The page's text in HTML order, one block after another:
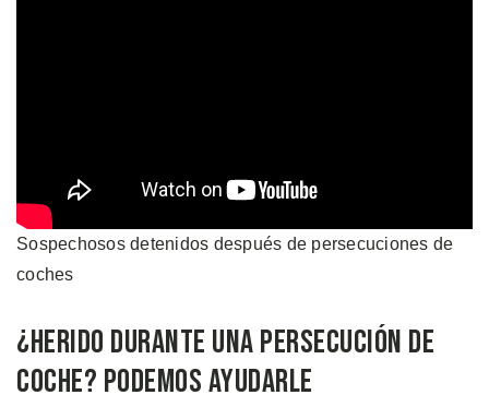
Sospechosos detenidos después de persecuciones de
coches
¿Herido Durante una Persecución de
Coche? Podemos Ayudarle